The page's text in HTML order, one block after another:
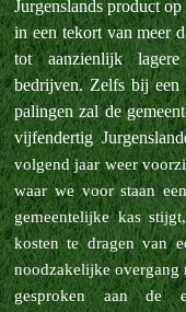
Jurgenslands product
in een tekort van meer
tot aanzienlijk
bedrijven. Zelfs bij een
palingen zal de
vijfendertig
volgend jaar weer
waar we voor staan
gemeentelijke kas
kosten te dragen van
noodzakelijke overgang
gesproken aan de